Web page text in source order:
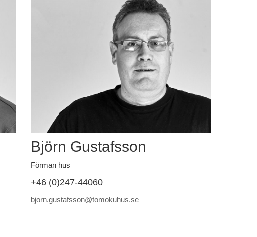
Björn Gustafsson
Förman hus
+46 (0)247-44060
bjorn.gustafsson@tomokuhus.se